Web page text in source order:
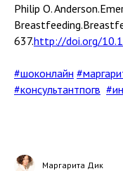
Philip O.
637.http://doi.org/
#шоконлайн
#консультантпогв
Маргарита Дик